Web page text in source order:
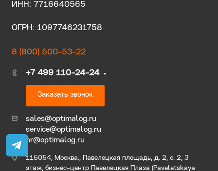
ИНН: 7716640565
ОГРН: 1097746231758
8 (800) 500-53-22
+7 499 110-24-24
Заказать звонок
sales@optimalog.ru
service@optimalog.ru
hr@optimalog.ru
115054, Москва., Павелецкая площадь, д. 2, с. 2, 3
этаж, бизнес-центр Павелецкая Плаза (Paveletskaya